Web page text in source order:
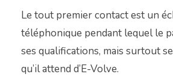
Le tout premier contact est un
téléphonique pendant lequel le
ses qualifications, mais surtout
qu’il attend d’E-Volve.